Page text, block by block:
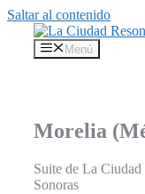
Saltar al contenido
Menú
Morelia
Suite de La
Sonoras